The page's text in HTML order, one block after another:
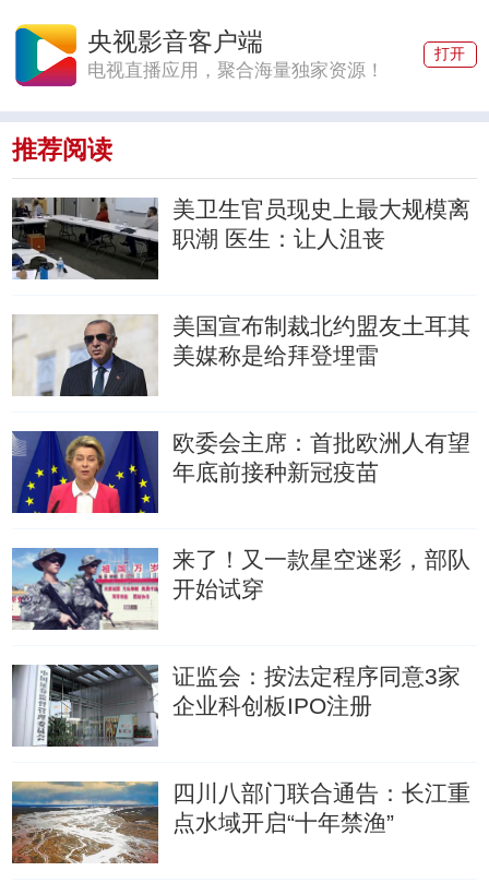
央视影音客户端
电视直播应用，聚合海量独家资源！
打开
推荐阅读
美卫生官员现史上最大规模离
职潮 医生：让人沮丧
美国宣布制裁北约盟友土耳其
美媒称是给拜登埋雷
欧委会主席：首批欧洲人有望
年底前接种新冠疫苗
来了！又一款星空迷彩，部队
开始试穿
证监会：按法定程序同意3家
企业科创板IPO注册
四川八部门联合通告：长江重
点水域开启“十年禁渔”